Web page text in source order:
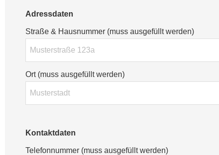
Adressdaten
Straße & Hausnummer (muss ausgefüllt werden)
Ort (muss ausgefüllt werden)
Kontaktdaten
Telefonnummer (muss ausgefüllt werden)